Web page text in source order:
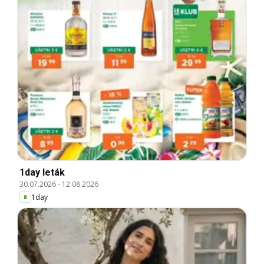
1day leták
30.07.2026- 12.08.2026
1day